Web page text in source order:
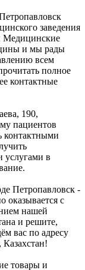
заведения
Медицинские
и мы рады
всем
полное
контактные
190,
пациентов
контактными
услугами в
Петропавловск -
оказывается с
нашей
и решите,
вас по адресу
товары и